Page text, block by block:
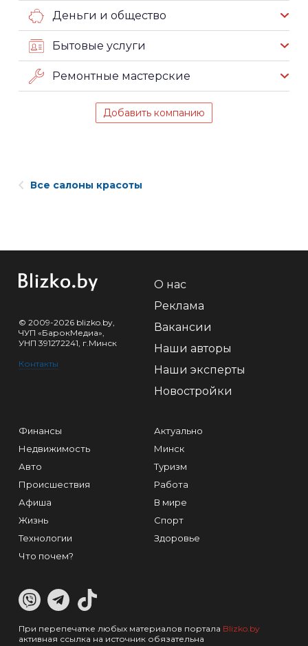
Деньги и общество
Бытовые услуги
Ремонтные мастерские
Добавить компанию
Все салоны красоты
© 2009-2026 blizko.by,
ЧУП «БарокМедиа»,
УНП 391272241, г.Минск
Контакты
О нас
Реклама
Вакансии
Наши авторы
Наши эксперты
Новостройки
Финансы
Недвижимость
Авто
Происшествия
Афиша
Жизнь
Технологии
Что почем?
Актуально
Минск
Туризм
Работа
В мире
Спорт
Здоровье
При перепечатке любых материалов портала Blizko.by
активная ссылка на источник обязательна